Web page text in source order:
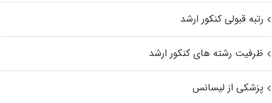
رتبه قبولی کنکور ارشد
ظرفیت رشته های کنکور ارشد
پزشکی از لیسانس